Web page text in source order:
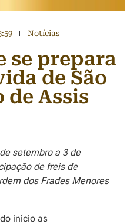
Notícias
se prepara
de São
de Assis
setembro a 3 de
de freis de
dos Frades Menores
início as